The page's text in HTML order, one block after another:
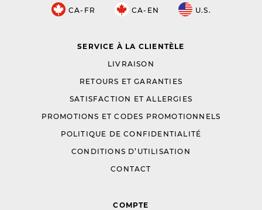
CA-FR CA-EN U.S.
SERVICE À LA CLIENTÈLE
LIVRAISON
RETOURS ET GARANTIES
SATISFACTION ET ALLERGIES
PROMOTIONS ET CODES PROMOTIONNELS
POLITIQUE DE CONFIDENTIALITÉ
CONDITIONS D’UTILISATION
CONTACT
COMPTE